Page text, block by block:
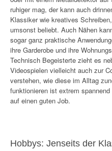
ruhiger mag, der kann auch
Klassiker wie kreatives
umsonst beliebt. Auch Nähen
sogar ganz praktische
ihre Garderobe und ihre
Technisch Begeisterte zieht es
Videospielen vielleicht auch zur
verstehen, wie diese im Alltag
funktionieren ist extrem
auf einen guten Job.
Hobbys: Jenseits der